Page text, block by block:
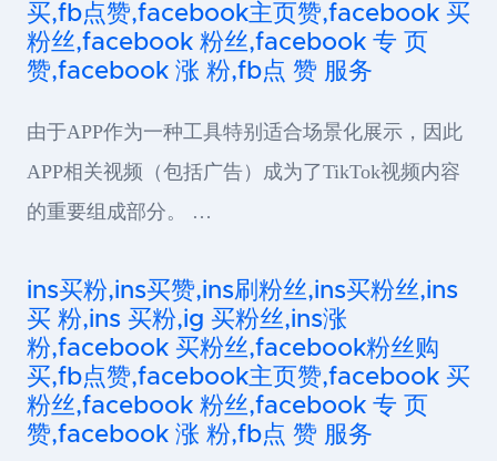
买,fb点赞,facebook主页赞,facebook 买
粉丝,facebook 粉丝,facebook 专 页
赞,facebook 涨 粉,fb点 赞 服务
由于APP作为一种工具特别适合场景化展示，因此
APP相关视频（包括广告）成为了TikTok视频内容
的重要组成部分。 …
ins买粉,ins买赞,ins刷粉丝,ins买粉丝,ins
买 粉,ins 买粉,ig 买粉丝,ins涨
粉,facebook 买粉丝,facebook粉丝购
买,fb点赞,facebook主页赞,facebook 买
粉丝,facebook 粉丝,facebook 专 页
赞,facebook 涨 粉,fb点 赞 服务